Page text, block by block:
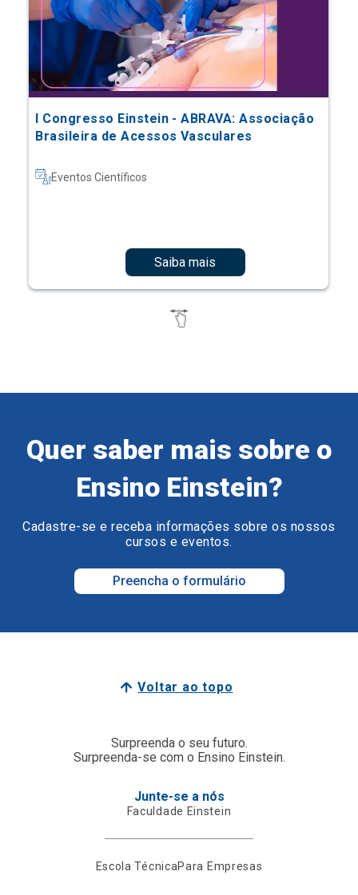
I Congresso Einstein - ABRAVA: Associação
Brasileira de Acessos Vasculares
Eventos Científicos
Saiba mais
Quer saber mais sobre o
Ensino Einstein?
Cadastre-se e receba informações sobre os nossos
cursos e eventos.
Preencha o formulário
Voltar ao topo
Surpreenda o seu futuro.
Surpreenda-se com o Ensino Einstein.
Junte-se a nós
Faculdade Einstein
Escola TécnicaPara Empresas